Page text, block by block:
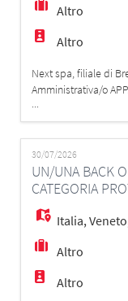
Altro
Altro
Next spa, filiale di
Amministrativa/o
MIRATO LEGGE 68/
processi di ciclo
inserita all'interno
supporterà la
contabili e
...
30/07/2026
UN/UNA BACK
CATEGORIA
Italia,Veneto
Altro
Altro